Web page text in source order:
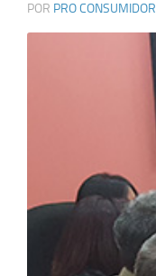
POR PRO CONSUMIDOR